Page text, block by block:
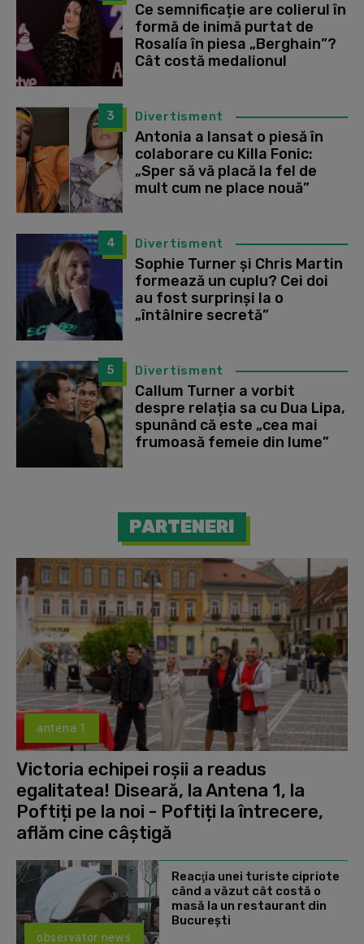
Ce semnificație are colierul în
formă de inimă purtat de
Rosalía în piesa „Berghain”?
Cât costă medalionul
3 Divertisment
Antonia a lansat o piesă în
colaborare cu Killa Fonic:
„Sper să vă placă la fel de
mult cum ne place nouă”
4 Divertisment
Sophie Turner și Chris Martin
formează un cuplu? Cei doi
au fost surprinși la o
„întâlnire secretă”
5 Divertisment
Callum Turner a vorbit
despre relația sa cu Dua Lipa,
spunând că este „cea mai
frumoasă femeie din lume”
PARTENERI
antena 1
Victoria echipei roșii a readus
egalitatea! Diseară, la Antena 1, la
Poftiți pe la noi - Poftiți la întrecere,
aflăm cine câștigă
observator news
Reacţia unei turiste cipriote
când a văzut cât costă o
masă la un restaurant din
Bucureşti